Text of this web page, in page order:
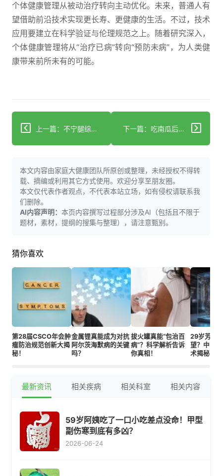
个体健康管理从被动治疗转向主动优化。未来，普通人有
望借助前沿技术实现更长寿、更健康的生活。不过，技术
应用要建立在科学验证与伦理规范之上。随着研究深入，
个体健康管理将从“治疗已病”转向“预防未病”，为人类健
康带来前所未有的可能。
上一篇：不宁腿综合征全面攻略，助你重获安稳睡眠！ 下一篇：吃南瓜后反酸烧心咋回事？原因和对策都在这！
本文内容由家庭大健康团队所原创或整理，未经授权不得转
载、摘编或利用其它方式使用。欢迎分享至朋友圈。
本文仅代表作者观点，不代表本站立场，如有侵权请联系我
们删除。
AI内容声明： 本页内容撰写过程部分涉及AI（包括且不限于
题材，素材，提纲的搜集与整理），请注意甄别。
猜你喜欢
第28届CSCO年会肿
瘤防治规范创新大揭
秘！
金属锂真能成为对抗
阿尔茨海默病的关键
吗？
拔火罐真能“包治百
病”？科学解析告诉
你真相！
29岁芳若
望？中国
术揭秘！
最新资讯 相关疾病 相关科室 相关内容
59岁阿姨吃了一口小吃差点没命！甲型
副伤寒到底有多凶？
2026-06-24